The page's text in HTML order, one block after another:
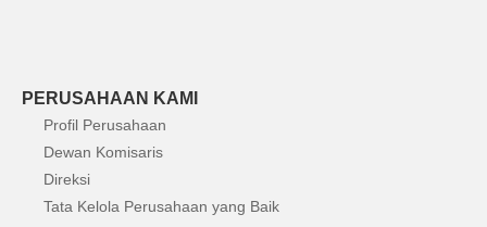
PERUSAHAAN KAMI
Profil Perusahaan
Dewan Komisaris
Direksi
Tata Kelola Perusahaan yang Baik